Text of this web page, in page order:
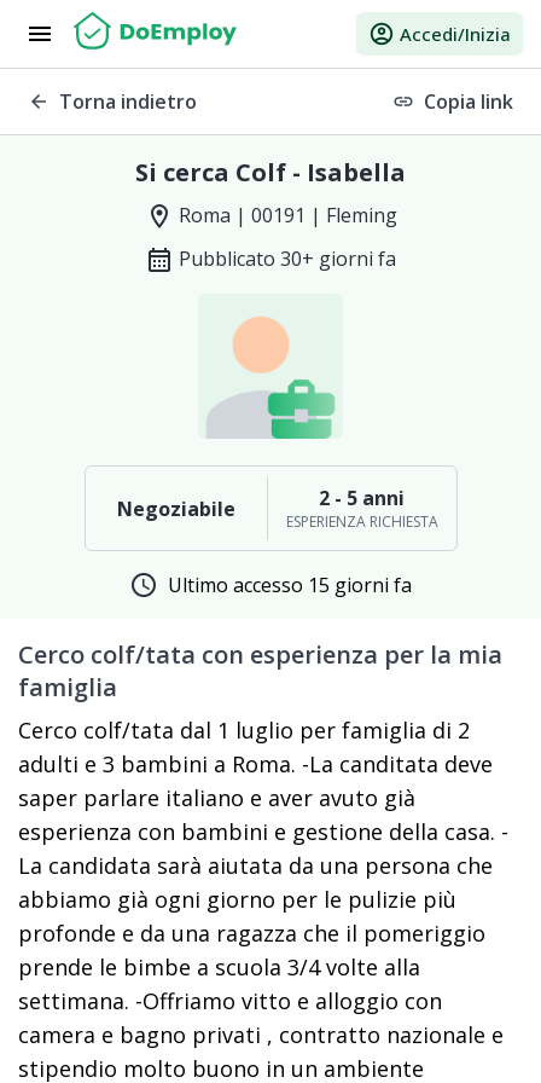
menu account_circle Accedi/Inizia
arrow_back Torna indietro link Copia link
Si cerca Colf - Isabella
location_on Roma | 00191 | Fleming
calendar_month Pubblicato 30+ giorni fa
Negoziabile 2 - 5 anni
ESPERIENZA RICHIESTA
schedule Ultimo accesso 15 giorni fa
Cerco colf/tata con esperienza per la mia
famiglia
Cerco colf/tata dal 1 luglio per famiglia di 2
adulti e 3 bambini a Roma. -La canditata deve
saper parlare italiano e aver avuto già
esperienza con bambini e gestione della casa. -
La candidata sarà aiutata da una persona che
abbiamo già ogni giorno per le pulizie più
profonde e da una ragazza che il pomeriggio
prende le bimbe a scuola 3/4 volte alla
settimana. -Offriamo vitto e alloggio con
camera e bagno privati , contratto nazionale e
stipendio molto buono in un ambiente